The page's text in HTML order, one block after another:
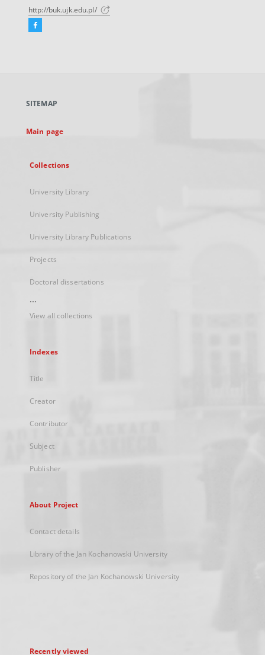
http://buk.ujk.edu.pl/
Facebook
new
SITEMAP
Main page
Collections
University Library
University Publishing
University Library Publications
Projects
Doctoral dissertations
...
View all collections
Indexes
Title
Creator
Contributor
Subject
Publisher
About Project
Contact details
Library of the Jan Kochanowski University
Repository of the Jan Kochanowski University
Recently viewed